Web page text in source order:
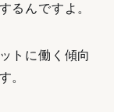
るんですよ。
トに働く傾向
。